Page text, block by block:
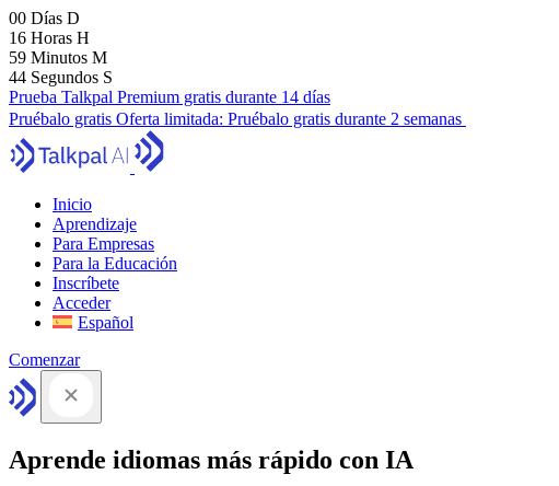
00 Días D
16 Horas H
59 Minutos M
43 Segundos S
Prueba Talkpal Premium gratis durante 14 días
Pruébalo gratis Oferta limitada: Pruébalo gratis durante 2 semanas
Inicio
Aprendizaje
Para Empresas
Para la Educación
Inscríbete
Acceder
Español
Comenzar
Aprende idiomas más rápido con IA